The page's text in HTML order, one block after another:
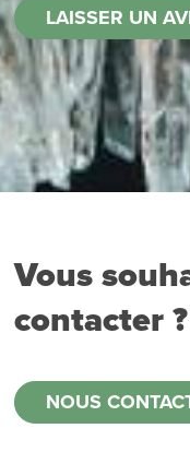
LAISSER UN
Vous
contacter ?
NOUS